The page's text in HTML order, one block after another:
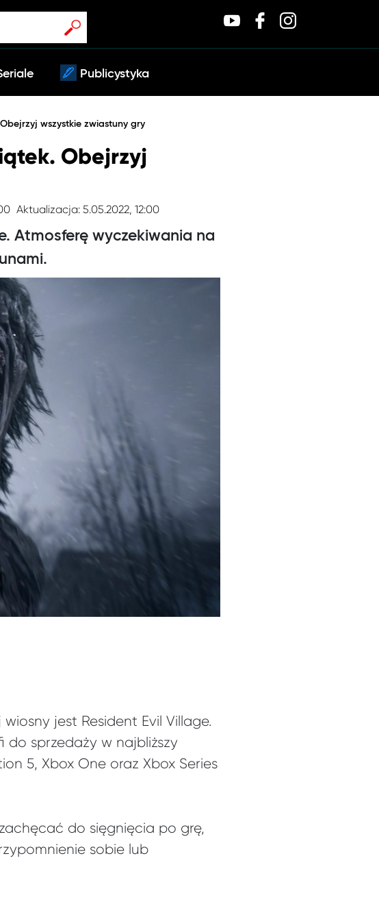
Publicystyka
wszystkie zwiastuny gry
Obejrzyj
Aktualizacja: 5.05.2022, 12:00
Atmosferę wyczekiwania na
jest Resident Evil Village.
sprzedaży w najbliższy
5, Xbox One oraz Xbox Series
do sięgnięcia po grę,
sobie lub